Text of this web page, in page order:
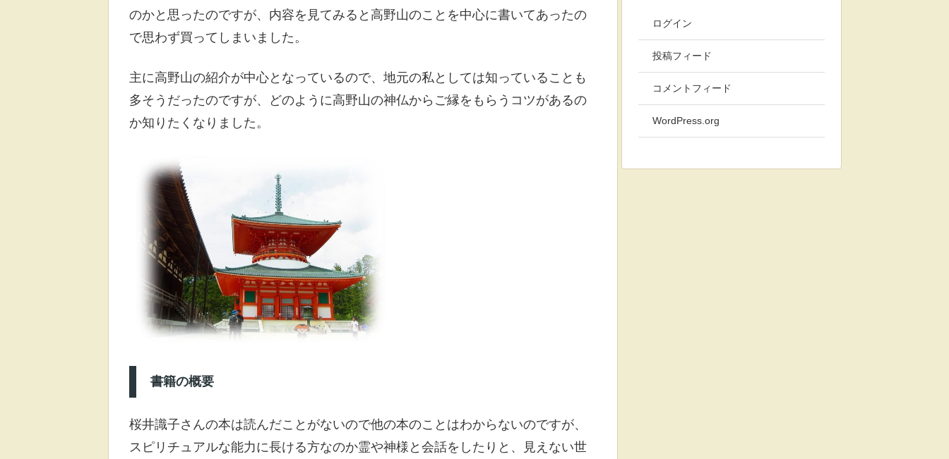
のかと思ったのですが、内容を見てみると高野山のことを中心に書いてあったの
で思わず買ってしまいました。
主に高野山の紹介が中心となっているので、地元の私としては知っていることも
多そうだったのですが、どのように高野山の神仏からご縁をもらうコツがあるの
か知りたくなりました。
書籍の概要
桜井識子さんの本は読んだことがないので他の本のことはわからないのですが、
スピリチュアルな能力に長ける方なのか霊や神様と会話をしたりと、見えない世
ログイン
投稿フィード
コメントフィード
WordPress.org